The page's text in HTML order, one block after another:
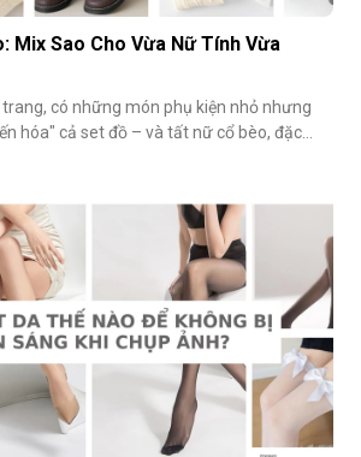
Mix Sao Cho Vừa Nữ Tính Vừa
có những món phụ kiện nhỏ nhưng
hóa" cả set đồ – và tất nữ cổ bèo, đặc
không phối đúng cách. Vậy làm sao để